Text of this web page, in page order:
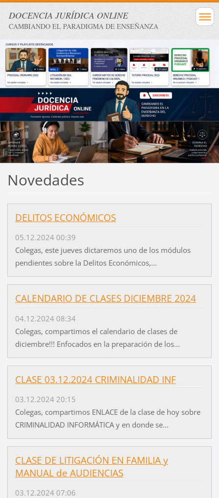
DOCENCIA JURÍDICA ONLINE
CAMBIANDO EL PARADIGMA DE ENSEÑANZA
Novedades
DELITOS ECONÓMICOS
05.12.2024 00:39
Colegas, este jueves dictaremos uno de los módulos
pendientes sobre la Delitos Económicos,...
CALENDARIO DE CLASES DICIEMBRE 2024
04.12.2024 08:34
Colegas, compartimos el calendario de clases de
diciembre!!! Enfocados en la preparación de los...
CLASE 03.12.2024 CRIMINALIDAD INF
03.12.2024 20:15
Colegas, compartimos ENLACE de la clase de hoy sobre
CRIMINALIDAD INFORMÁTICA y en donde se...
CLASE DE LITIGACIÓN EN FAMILIA y
MANUAL de AUDIENCIAS
03.12.2024 07:06